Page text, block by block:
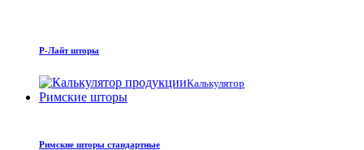
Р-Лайт шторы
Калькулятор
Римские шторы
Римские шторы стандартные